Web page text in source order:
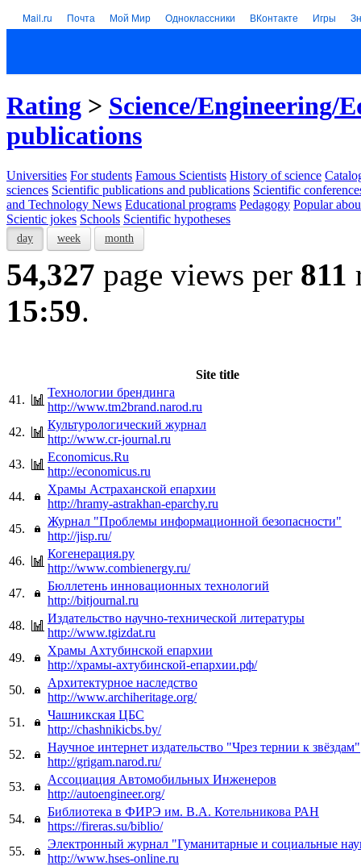
Mail.ru Почта Мой Мир Одноклассники ВКонтакте Игры
Rating > Science/Engineering/
publications
Universities For students Famous Scientists History of science
sciences Scientific publications and publications Scientific
and Technology News Educational programs Pedagogy Popular
Scientic jokes Schools Scientific hypotheses
day week month
54,327 page views per 811
15:59.
Site title
41.
Технологии брендинга
http://www.tm2brand.narod.ru
42.
Культурологический журнал
http://www.cr-journal.ru
43.
Economicus.Ru
http://economicus.ru
44.
Храмы Астраханской епархии
http://hramy-astrakhan-eparchy.ru
45.
Журнал "Проблемы информационной безопасности"
http://jisp.ru/
46.
Когенерация.ру
http://www.combienergy.ru/
47.
Бюллетень инновационных технологий
http://bitjournal.ru
48.
Издательство научно-технической литературы
http://www.tgizdat.ru
49.
Храмы Ахтубинской епархии
http://храмы-ахтубинской-епархии.рф/
50.
Архитектурное наследство
http://www.archiheritage.org/
51.
Чашникская ЦБС
http://chashnikicbs.by/
52.
Научное интернет издательство "Чрез тернии к звёздам"
http://grigam.narod.ru/
53.
Ассоциация Автомобильных Инженеров
http://autoengineer.org/
54.
Библиотека в ФИРЭ им. В.А. Котельникова РАН
https://fireras.su/biblio/
55.
Электронный журнал "Гуманитарные и социальные
http://www.hses-online.ru